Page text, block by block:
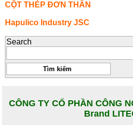
CỘT THÉP ĐƠN THÂN
Hapulico Industry JSC
Search
CÔNG TY CỔ PHẦN CÔNG
Brand